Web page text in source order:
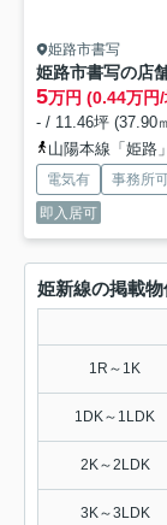
姫路市書写
姫路市書写の店
5万円 (0.44万円/
- / 11.46坪 (37.90
山陽本線「姫路
電気有 事務所
即入居可
姫新線の掲載
1R～1K
1DK～1LDK
2K～2LDK
3K～3LDK